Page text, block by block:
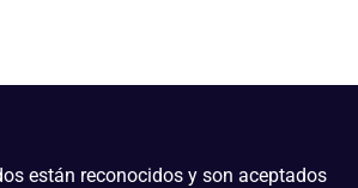
están reconocidos y son aceptados